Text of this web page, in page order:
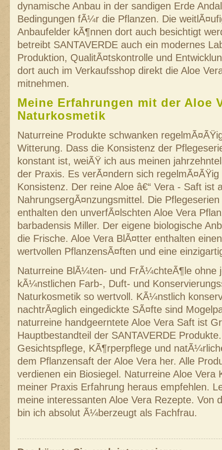
dynamische Anbau in der sandigen Erde
Bedingungen fÃ¼r die Pflanzen. Die
Anbaufelder kÃ¶nnen dort auch besichtigt
betreibt SANTAVERDE auch ein modernes
Produktion, QualitÃ¤tskontrolle und
dort auch im Verkaufsshop direkt die Aloe
mitnehmen.
Meine Erfahrungen mit der Aloe
Naturkosmetik
Naturreine Produkte schwanken
Witterung. Dass die Konsistenz der
konstant ist, weiÃŸ ich aus meinen
der Praxis. Es verÃ¤ndern sich
Konsistenz. Der reine Aloe â€“ Vera - Saft ist
NahrungsergÃ¤nzungsmittel. Die
enthalten den unverfÃ¤lschten Aloe Vera
barbadensis Miller. Der eigene biologische
die Frische. Aloe Vera BlÃ¤tter enthalten
wertvollen PflanzensÃ¤ften und eine
Naturreine BlÃ¼ten- und FrÃ¼chteÃ¶le ohne
kÃ¼nstlichen Farb-, Duft- und
Naturkosmetik so wertvoll. KÃ¼nstlich
nachtrÃ¤glich eingedickte SÃ¤fte sind
naturreine handgeerntete Aloe Vera Saft ist
Hauptbestandteil der SANTAVERDE
Gesichtspflege, KÃ¶rperpflege und
dem Pflanzensaft der Aloe Vera her. Alle
verdienen ein Biosiegel. Naturreine Aloe Vera
meiner Praxis Erfahrung heraus empfehlen.
meine interessanten Aloe Vera Rezepte. Von
bin ich absolut Ã¼berzeugt als Fachfrau.